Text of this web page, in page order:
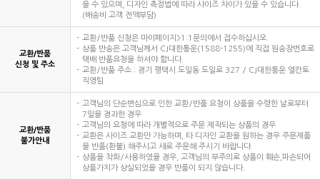
을 수 있으며, 디자인 측정법에 따라 사이즈 차이가 있을 수 있습니다.
(배송비 고객 전액부담)
교환/반품
신청 및 주소
교환/반품 신청은 마이페이지>1:1문의에서 접수하십시오.
상품 반송은 고객님께서 CJ대한통운(1588-1255)에 직접 원송장번호로
택배 반품요청을 하셔야 합니다.
교환/반품 주소 : 경기 평택시 도일동 도일로 327 / CJ대한통운 엘칸토
직영팀
교환/반품
불가안내
고객님의 단순변심으로 인한 교환/반품 요청이 상품을 수령한 날로부터
7일을 경과한 경우
고객님의 요청에 따라 개별적으로 주문 제작되는 상품의 경우
교환은 사이즈 교환만 가능하며, 타 디자인 교환을 원하는 경우 주문제품
을 반품(환불) 해주시고 새로 주문해 주시기 바랍니다
상품을 착화/사용하였을 경우, 고객님의 부주의로 상품이 훼손,파손되어
상품가치가 상실되었을 경우 반품이 되지 않습니다.